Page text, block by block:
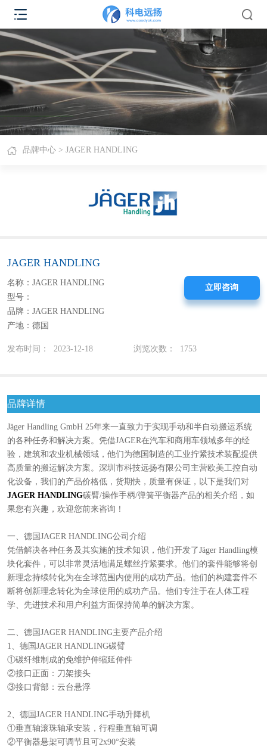
品牌中心> JAGER HANDLING
JAGER HANDLING
名称：JAGER HANDLING
型号：
品牌：JAGER HANDLING
产地：德国
立即咨询
发布时间： 2023-12-18 浏览次数： 1753
品牌详情
Jäger Handling GmbH 25年来一直致力于实现手动和半自动搬运系统
的各种任务和解决方案。凭借JAGER在汽车和商用车领域多年的经
验，建筑和农业机械领域，他们为德国制造的工业拧紧技术装配提供
高质量的搬运解决方案。深圳市科技远扬有限公司主营欧美工控自动
化设备，我们的产品价格低，货期快，质量有保证，以下是我们对
JAGER HANDLING碳臂/操作手柄/弹簧平衡器产品的相关介绍，如
果您有兴趣，欢迎您前来咨询！
一、德国JAGER HANDLING公司介绍
凭借解决各种任务及其实施的技术知识，他们开发了Jäger Handling模
块化套件，可以非常灵活地满足螺丝拧紧要求。他们的套件能够将创
新理念持续转化为在全球范围内使用的成功产品。他们的构建套件不
断将创新理念转化为全球使用的成功产品。他们专注于在人体工程
学、先进技术和用户利益方面保持简单的解决方案。
二、德国JAGER HANDLING主要产品介绍
1、德国JAGER HANDLING碳臂
①碳纤维制成的免维护伸缩延伸件
②接口正面：刀架接头
③接口背部：云台悬浮
2、德国JAGER HANDLING手动升降机
①垂直轴滚珠轴承安装，行程垂直轴可调
②平衡器悬架可调节且可2x90°安装